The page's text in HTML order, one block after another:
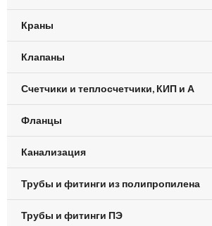
Краны
Клапаны
Счетчики и теплосчетчики, КИП и А
Фланцы
Канализация
Трубы и фитинги из полипропилена
Трубы и фитинги ПЭ